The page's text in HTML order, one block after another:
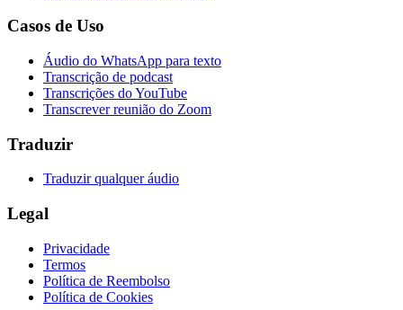
Casos de Uso
Áudio do WhatsApp para texto
Transcrição de podcast
Transcrições do YouTube
Transcrever reunião do Zoom
Traduzir
Traduzir qualquer áudio
Legal
Privacidade
Termos
Política de Reembolso
Política de Cookies